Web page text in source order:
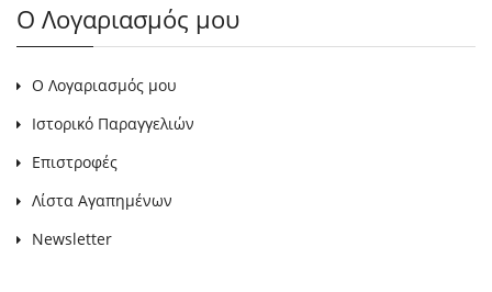
Ο Λογαριασμός μου
Ο Λογαριασμός μου
Ιστορικό Παραγγελιών
Επιστροφές
Λίστα Αγαπημένων
Newsletter